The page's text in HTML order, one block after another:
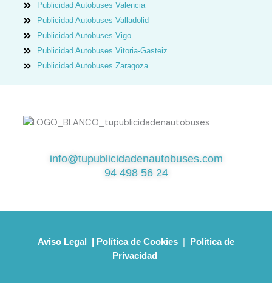
Publicidad Autobuses Valencia
Publicidad Autobuses Valladolid
Publicidad Autobuses Vigo
Publicidad Autobuses Vitoria-Gasteiz
Publicidad Autobuses Zaragoza
info@tupublicidadenautobuses.com
94 498 56 24
Aviso Legal Política de Cookies
Política de
Privacidad